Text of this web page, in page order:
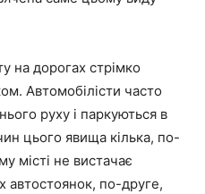
на дорогах стрімко
Автомобілісти часто
руху і паркуються в
цього явища кілька, по-
місті не вистачає
автостоянок, по-друге,